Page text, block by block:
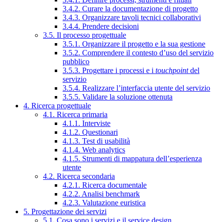
3.4.2. Curare la documentazione di progetto
3.4.3. Organizzare tavoli tecnici collaborativi
3.4.4. Prendere decisioni
3.5. Il processo progettuale
3.5.1. Organizzare il progetto e la sua gestione
3.5.2. Comprendere il contesto d’uso del servizio
pubblico
3.5.3. Progettare i processi e i touchpointdel
servizio
3.5.4. Realizzare l’interfaccia utente del servizio
3.5.5. Validare la soluzione ottenuta
4. Ricerca progettuale
4.1. Ricerca primaria
4.1.1. Interviste
4.1.2. Questionari
4.1.3. Test di usabilità
4.1.4. Web analytics
4.1.5. Strumenti di mappatura dell’esperienza
utente
4.2. Ricerca secondaria
4.2.1. Ricerca documentale
4.2.2. Analisi benchmark
4.2.3. Valutazione euristica
5. Progettazione dei servizi
5.1. Cosa sono i servizi e il service design